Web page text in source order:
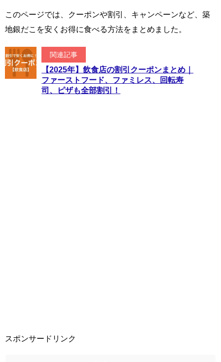
このページでは、クーポンや割引、キャンペーンなど、築
地銀だこを安くお得に食べる方法をまとめました。
関連記事
【2025年】飲食店の割引クーポンまとめ｜
ファーストフード、ファミレス、回転寿
司、ピザも全部割引！
スポンサードリンク